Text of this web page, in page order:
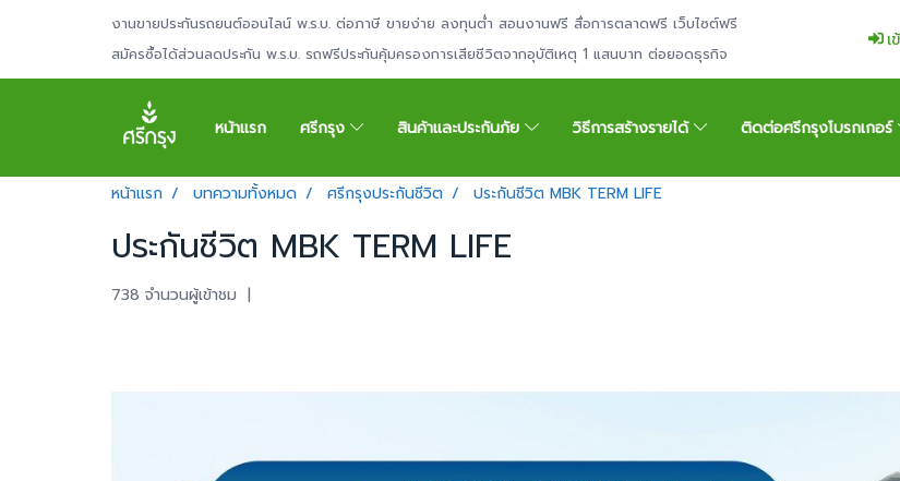
งานขายประกันรถยนต์ออนไลน์ พ.ร.บ. ต่อภาษี ขายง่าย ลงทุนต่ำ สอนงานฟรี สื่อการตลาดฟรี เว็บไซต์ฟรี
สมัครซื้อได้ส่วนลดประกัน พ.ร.บ. รถฟรีประกันคุ้มครองการเสียชีวิตจากอุบัติเหตุ 1 แสนบาท ต่อยอดธุรกิจ
เ
หน้าแรก ศรีกรุง สินค้าและประกันภัย วิธีการสร้างรายได้ ติดต่อศรีกรุงโบรกเกอร์
หน้าแรก บทความทั้งหมด ศรีกรุงประกันชีวิต ประกันชีวิต MBK TERM LIFE
ประกันชีวิต MBK TERM LIFE
738 จำนวนผู้เข้าชม |